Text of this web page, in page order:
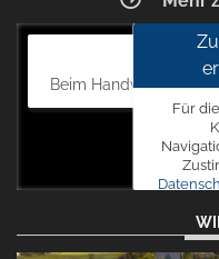
Beim Handweiser 19,
Für